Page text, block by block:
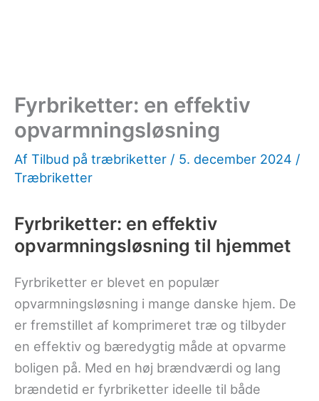
Fyrbriketter: en effektiv
opvarmningsløsning
Af Tilbud på træbriketter / 5. december 2024 /
Træbriketter
Fyrbriketter: en effektiv
opvarmningsløsning til hjemmet
Fyrbriketter er blevet en populær
opvarmningsløsning i mange danske hjem. De
er fremstillet af komprimeret træ og tilbyder
en effektiv og bæredygtig måde at opvarme
boligen på. Med en høj brændværdi og lang
brændetid er fyrbriketter ideelle til både